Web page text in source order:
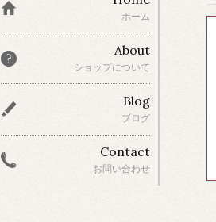
ホーム
About
ショップについて
Blog
ブログ
Contact
お問い合わせ